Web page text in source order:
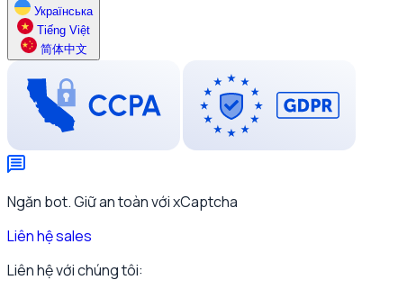
Українська
Tiếng Việt
简体中文
Ngăn bot. Giữ an toàn với xCaptcha
Liên hệ sales
Liên hệ với chúng tôi: